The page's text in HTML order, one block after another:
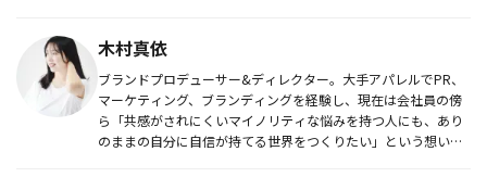
木村真依
ブランドプロデューサー&ディレクター。大手アパレルでPR、
マーケティング、ブランディングを経験し、現在は会社員の傍
ら「共感がされにくいマイノリティな悩みを持つ人にも、あり
のままの自分に自信が持てる世界をつくりたい」という想いか